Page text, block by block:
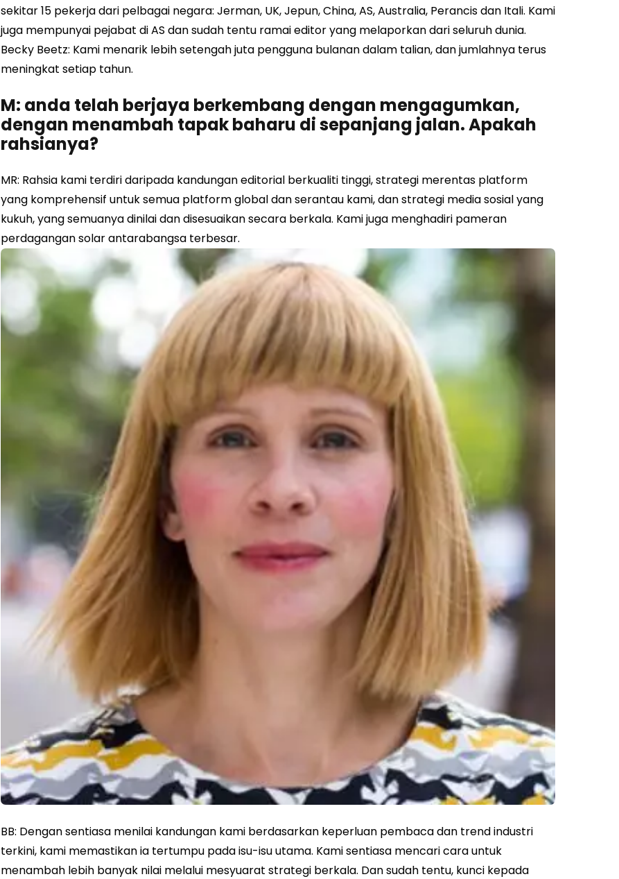
sekitar 15 pekerja dari pelbagai negara: Jerman, UK, Jepun, China, AS, Australia, Perancis dan Itali. Kami
juga mempunyai pejabat di AS dan sudah tentu ramai editor yang melaporkan dari seluruh dunia.
Becky Beetz: Kami menarik lebih setengah juta pengguna bulanan dalam talian, dan jumlahnya terus
meningkat setiap tahun.
M: anda telah berjaya berkembang dengan mengagumkan,
dengan menambah tapak baharu di sepanjang jalan. Apakah
rahsianya?
MR: Rahsia kami terdiri daripada kandungan editorial berkualiti tinggi, strategi merentas platform
yang komprehensif untuk semua platform global dan serantau kami, dan strategi media sosial yang
kukuh, yang semuanya dinilai dan disesuaikan secara berkala. Kami juga menghadiri pameran
perdagangan solar antarabangsa terbesar.
BB: Dengan sentiasa menilai kandungan kami berdasarkan keperluan pembaca dan trend industri
terkini, kami memastikan ia tertumpu pada isu-isu utama. Kami sentiasa mencari cara untuk
menambah lebih banyak nilai melalui mesyuarat strategi berkala. Dan sudah tentu, kunci kepada